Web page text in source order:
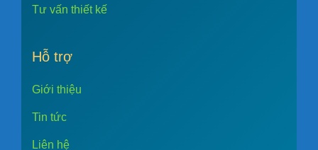
Tư vấn thiết kế
Hỗ trợ
Giới thiệu
Tin tức
Liên hệ